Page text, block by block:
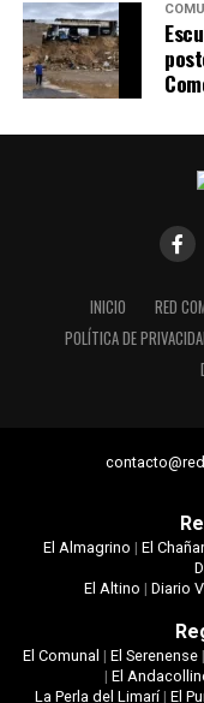
INICIO RED
POLÍTICA DE
El Almagrino | El
El Altino | Diario
El Comunal | El Serenense|
| El
La Perla del Limarí|El